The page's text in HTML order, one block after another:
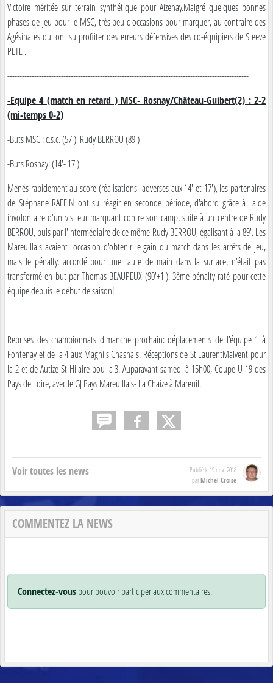
Victoire méritée sur terrain synthétique pour Aizenay.Malgré quelques bonnes
phases de jeu pour le MSC, très peu d'occasions pour marquer, au contraire des
Agésinates qui ont su profiiter des erreurs défensives des co-équipiers de Steeve
PETE .
---------------------------------------------------------------------------------------------------
-Equipe 4 (match en retard ) MSC- Rosnay/Château-Guibert(2) : 2-2
(mi-temps 0-2)
-Buts MSC : c.s.c. (57'), Rudy BERROU (89')
-Buts Rosnay: (14'- 17')
Menés rapidement au score (réalisations adverses aux 14' et 17'), les partenaires
de Stéphane RAFFIN ont su réagir en seconde période, d'abord grâce à l'aide
involontaire d'un visiteur marquant contre son camp, suite à un centre de Rudy
BERROU, puis par l'intermédiaire de ce même Rudy BERROU, égalisant à la 89'. Les
Mareuillais avaient l'occasion d'obtenir le gain du match dans les arrêts de jeu,
mais le pénalty, accordé pour une faute de main dans la surface, n'était pas
transformé en but par Thomas BEAUPEUX (90'+1'). 3ème pénalty raté pour cette
équipe depuis le début de saison!
--------------------------------------------------------------------------------------------------------
Reprises des championnats dimanche prochain: déplacements de l'équipe 1 à
Fontenay et de la 4 aux Magnils Chasnais. Réceptions de St LaurentMalvent pour
la 2 et de Autize St Hilaire pou la 3. Auparavant samedi à 15h00, Coupe U 19 des
Pays de Loire, avec le GJ Pays Mareuillais- La Chaize à Mareuil.
Voir toutes les news Publié le 19 nov. 2018
parMichel Croisé
COMMENTEZ LA NEWS
Connectez-vouspour pouvoir participer aux commentaires.